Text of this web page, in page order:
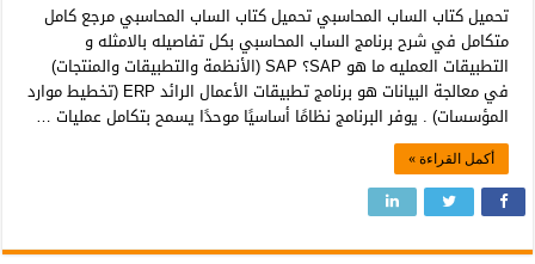
تحميل كتاب الساب المحاسبي تحميل كتاب الساب المحاسبي مرجع كامل
متكامل في شرح برنامج الساب المحاسبي بكل تفاصيله بالامثله و
التطبيقات العمليه ما هو SAP؟ SAP (الأنظمة والتطبيقات والمنتجات)
في معالجة البيانات هو برنامج تطبيقات الأعمال الرائد ERP (تخطيط موارد
المؤسسات) . يوفر البرنامج نظامًا أساسيًا موحدًا يسمح بتكامل عمليات …
أكمل القراءة »